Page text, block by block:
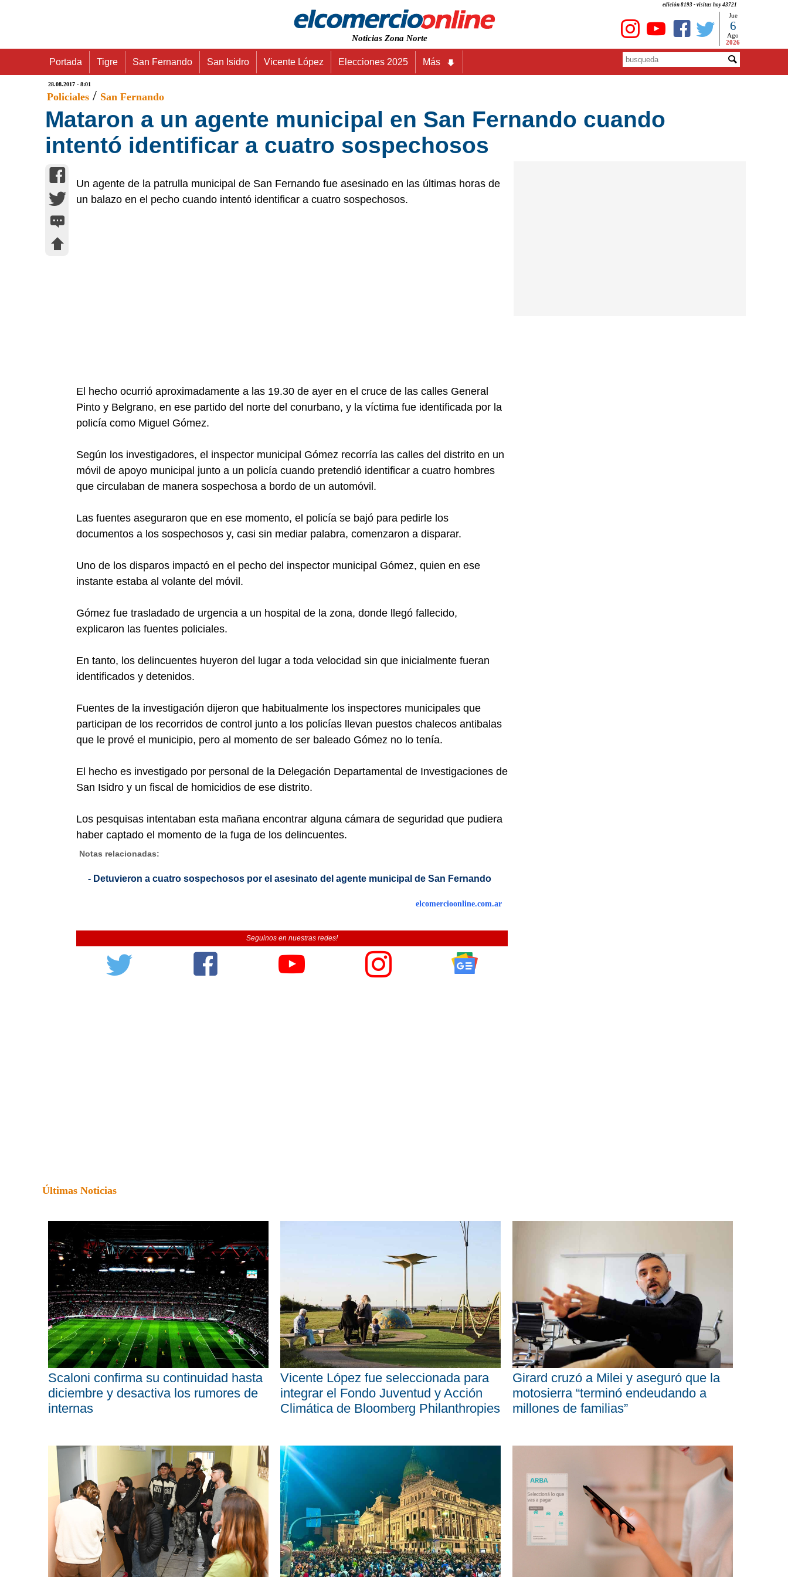
edición 8193 - visitas hoy 43721
Noticias Zona Norte
Jue
6
Ago
2026
Portada Tigre San Fernando San Isidro Vicente López Elecciones 2025 Más
28.08.2017 - 8:01
Policiales / San Fernando
Mataron a un agente municipal en San Fernando cuando
intentó identificar a cuatro sospechosos
Un agente de la patrulla municipal de San Fernando fue asesinado en las últimas horas de
un balazo en el pecho cuando intentó identificar a cuatro sospechosos.
El hecho ocurrió aproximadamente a las 19.30 de ayer en el cruce de las calles General
Pinto y Belgrano, en ese partido del norte del conurbano, y la víctima fue identificada por la
policía como Miguel Gómez.
Según los investigadores, el inspector municipal Gómez recorría las calles del distrito en un
móvil de apoyo municipal junto a un policía cuando pretendió identificar a cuatro hombres
que circulaban de manera sospechosa a bordo de un automóvil.
Las fuentes aseguraron que en ese momento, el policía se bajó para pedirle los
documentos a los sospechosos y, casi sin mediar palabra, comenzaron a disparar.
Uno de los disparos impactó en el pecho del inspector municipal Gómez, quien en ese
instante estaba al volante del móvil.
Gómez fue trasladado de urgencia a un hospital de la zona, donde llegó fallecido,
explicaron las fuentes policiales.
En tanto, los delincuentes huyeron del lugar a toda velocidad sin que inicialmente fueran
identificados y detenidos.
Fuentes de la investigación dijeron que habitualmente los inspectores municipales que
participan de los recorridos de control junto a los policías llevan puestos chalecos antibalas
que le prové el municipio, pero al momento de ser baleado Gómez no lo tenía.
El hecho es investigado por personal de la Delegación Departamental de Investigaciones de
San Isidro y un fiscal de homicidios de ese distrito.
Los pesquisas intentaban esta mañana encontrar alguna cámara de seguridad que pudiera
haber captado el momento de la fuga de los delincuentes.
Notas relacionadas:
- Detuvieron a cuatro sospechosos por el asesinato del agente municipal de San Fernando
elcomercioonline.com.ar
Seguinos en nuestras redes!
Últimas Noticias
Scaloni confirma su continuidad hasta
diciembre y desactiva los rumores de
internas
Vicente López fue seleccionada para
integrar el Fondo Juventud y Acción
Climática de Bloomberg Philanthropies
Girard cruzó a Milei y aseguró que la
motosierra “terminó endeudando a
millones de familias”